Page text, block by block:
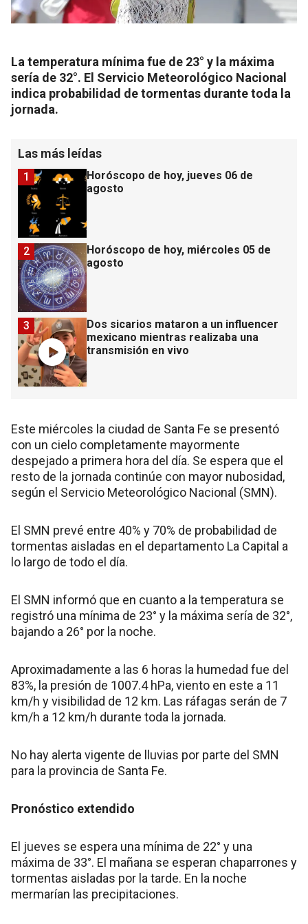
La temperatura mínima fue de 23° y la máxima
sería de 32°. El Servicio Meteorológico Nacional
indica probabilidad de tormentas durante toda la
jornada.
Las más leídas
Horóscopo de hoy, jueves 06 de
agosto
1
Horóscopo de hoy, miércoles 05 de
agosto
2
Dos sicarios mataron a un influencer
mexicano mientras realizaba una
transmisión en vivo
3
Este miércoles la ciudad de Santa Fe se presentó
con un cielo completamente mayormente
despejado a primera hora del día. Se espera que el
resto de la jornada continúe con mayor nubosidad,
según el Servicio Meteorológico Nacional (SMN).
El SMN prevé entre 40% y 70% de probabilidad de
tormentas aisladas en el departamento La Capital a
lo largo de todo el día.
El SMN informó que en cuanto a la temperatura se
registró una mínima de 23° y la máxima sería de 32°,
bajando a 26° por la noche.
Aproximadamente a las 6 horas la humedad fue del
83%, la presión de 1007.4 hPa, viento en este a 11
km/h y visibilidad de 12 km. Las ráfagas serán de 7
km/h a 12 km/h durante toda la jornada.
No hay alerta vigente de lluvias por parte del SMN
para la provincia de Santa Fe.
Pronóstico extendido
El jueves se espera una mínima de 22° y una
máxima de 33°. El mañana se esperan chaparrones y
tormentas aisladas por la tarde. En la noche
mermarían las precipitaciones.